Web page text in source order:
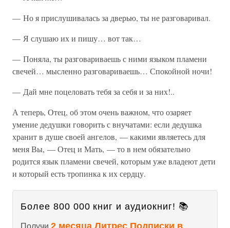
— Но я прислушивалась за дверью, ты не разговаривал.
— Я слушаю их и пишу… вот так…
— Поняла, ты разговариваешь с ними языком пламени
свечей… мысленно разговариваешь… Спокойной ночи!
— Дай мне поцеловать тебя за себя и за них!..
А теперь, Отец, об этом очень важном, что озаряет
умение дедушки говорить с внучатами: если дедушка
хранит в душе своей ангелов, — какими являетесь для
меня Вы, — Отец и Мать, — то в нем обязательно
родится язык пламени свечей, которым уже владеют дети
и который есть тропинка к их сердцу.
Более 800 000 книг и аудиокниг! 📚
Получи 2 месяца Литрес Подписки в